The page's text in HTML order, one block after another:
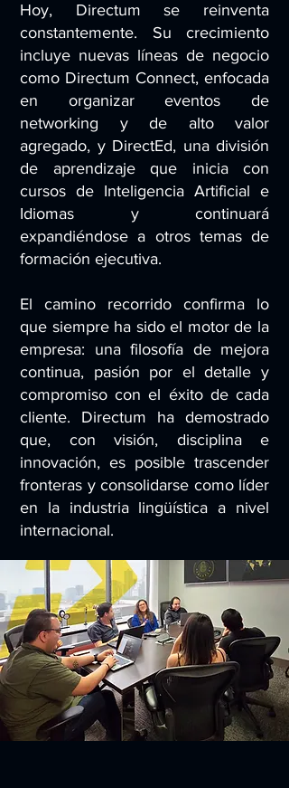
Hoy, Directum se reinventa
constantemente. Su crecimiento
incluye nuevas líneas de negocio
como Directum Connect, enfocada
en organizar eventos de
networking y de alto valor
agregado, y DirectEd, una división
de aprendizaje que inicia con
cursos de Inteligencia Artificial e
Idiomas y continuará
expandiéndose a otros temas de
formación ejecutiva.
El camino recorrido confirma lo
que siempre ha sido el motor de la
empresa: una filosofía de mejora
continua, pasión por el detalle y
compromiso con el éxito de cada
cliente. Directum ha demostrado
que, con visión, disciplina e
innovación, es posible trascender
fronteras y consolidarse como líder
en la industria lingüística a nivel
internacional.